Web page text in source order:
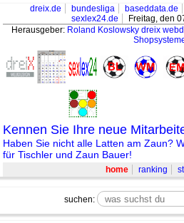
dreix.de bundesliga baseddata.de
sexlex24.de
Freitag, den
Herausgeber: Roland Koslowsky dreix
Kennen Sie Ihre neue
Haben Sie nicht alle Latten am Zaun?
für Tischler und Zaun Bauer!
home ranking
suchen: